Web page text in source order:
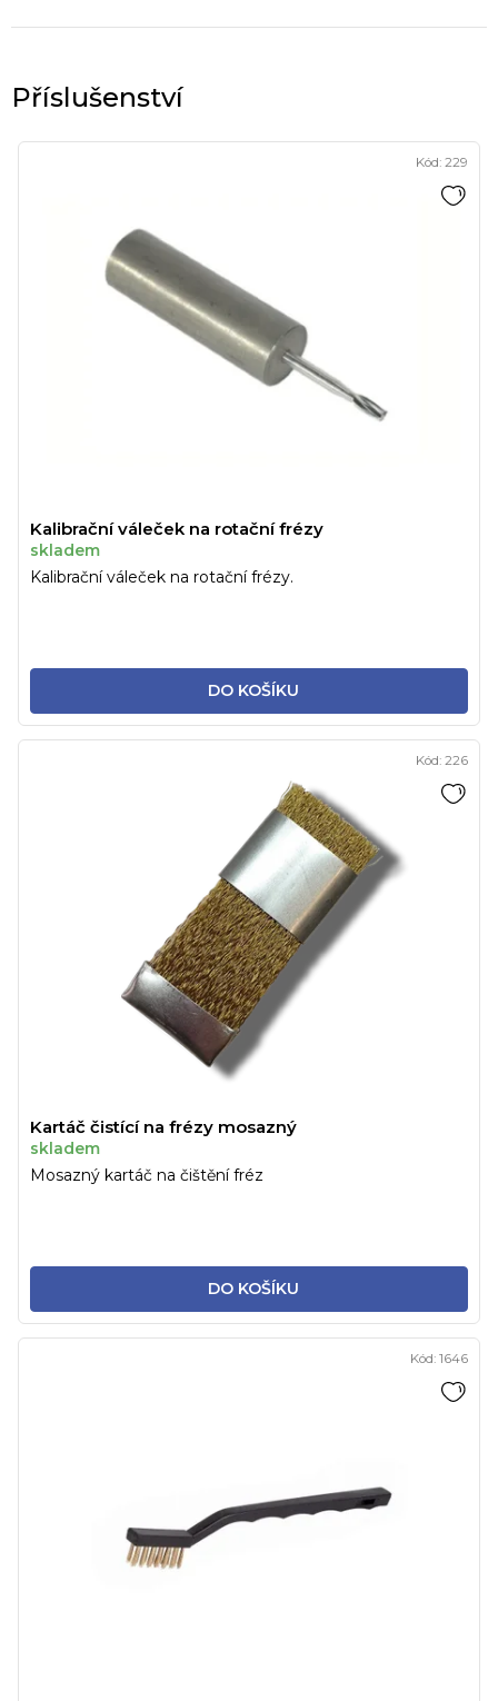
Kalibrační váleček na rotační frézy
skladem
DO KOŠÍKU
Kalibrační váleček na rotační frézy.
Kód: 229
Kartáč čistící na frézy mosazný
skladem
DO KOŠÍKU
Mosazný kartáč na čištění fréz
Kód: 226
Kód: 1646